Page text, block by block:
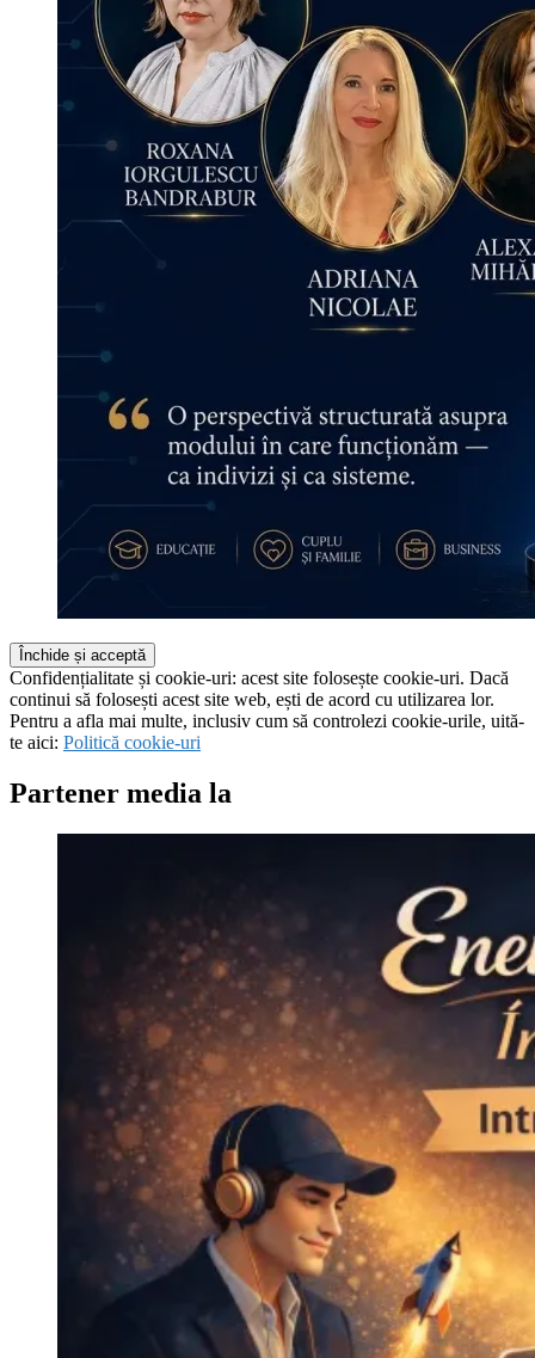
Confidențialitate și cookie-uri: acest site folosește cookie-uri. Dacă
continui să folosești acest site web, ești de acord cu utilizarea lor.
Pentru a afla mai multe, inclusiv cum să controlezi cookie-urile, uită-
te aici: Politică cookie-uri
Partener media la